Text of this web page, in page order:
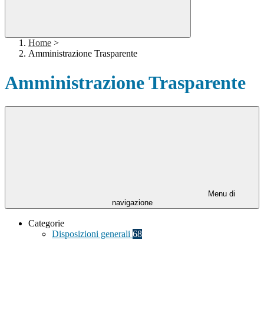
Home >
Amministrazione Trasparente
Amministrazione Trasparente
Menu di
navigazione
Categorie
Disposizioni generali 68